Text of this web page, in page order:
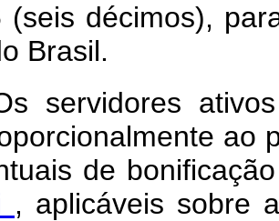
(seis décimos),
Brasil.
servidores
ao
de
, aplicáveis sobre